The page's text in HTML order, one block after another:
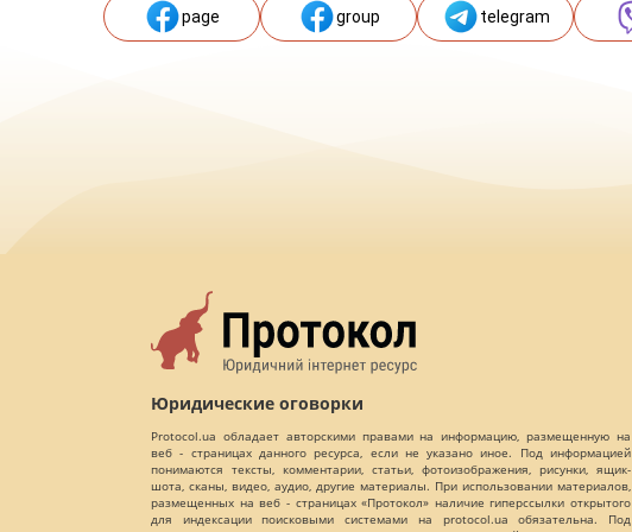
page group telegram
Юридические оговорки
Protocol.ua обладает авторскими правами на информацию, размещенную на
веб - страницах данного ресурса, если не указано иное. Под информацией
понимаются тексты, комментарии, статьи, фотоизображения, рисунки, ящик-
шота, сканы, видео, аудио, другие материалы. При использовании материалов,
размещенных на веб - страницах «Протокол» наличие гиперссылки открытого
для индексации поисковыми системами на protocol.ua обязательна. Под